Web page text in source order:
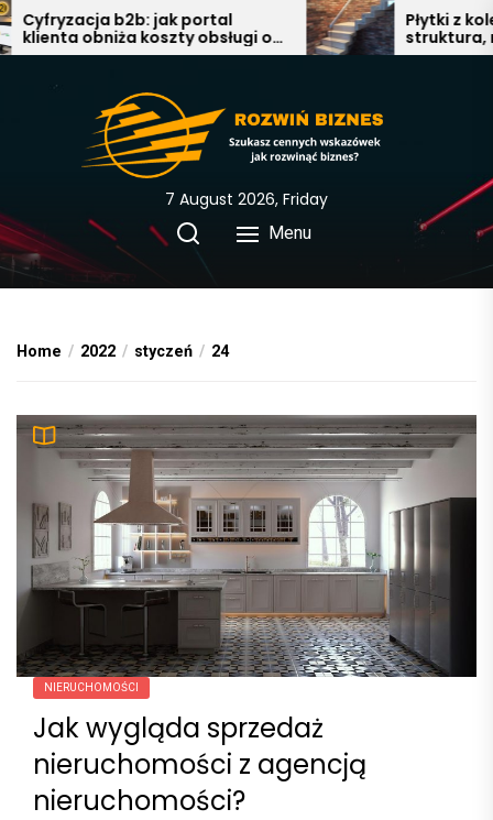
Skip
to
b2b: jak portal
obniża koszty obsługi o
Płytki z
struktura,
nowoczesna
7 August 2026, Friday
Menu
Home 2022 styczeń 24
NIERUCHOMOŚCI
Jak wygląda sprzedaż
nieruchomości z agencją
nieruchomości?